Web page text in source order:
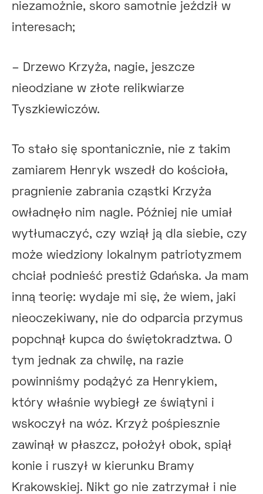
niezamożnie, skoro samotnie jeździł w
interesach;
– Drzewo Krzyża, nagie, jeszcze
nieodziane w złote relikwiarze
Tyszkiewiczów.
To stało się spontanicznie, nie z takim
zamiarem Henryk wszedł do kościoła,
pragnienie zabrania cząstki Krzyża
owładnęło nim nagle. Później nie umiał
wytłumaczyć, czy wziął ją dla siebie, czy
może wiedziony lokalnym patriotyzmem
chciał podnieść prestiż Gdańska. Ja mam
inną teorię: wydaje mi się, że wiem, jaki
nieoczekiwany, nie do odparcia przymus
popchnął kupca do świętokradztwa. O
tym jednak za chwilę, na razie
powinniśmy podążyć za Henrykiem,
który właśnie wybiegł ze świątyni i
wskoczył na wóz. Krzyż pośpiesznie
zawinął w płaszcz, położył obok, spiął
konie i ruszył w kierunku Bramy
Krakowskiej. Nikt go nie zatrzymał i nie